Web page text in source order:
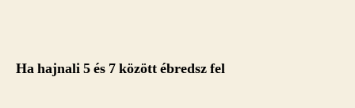
Ha hajnali 5 és 7 között ébredsz fel